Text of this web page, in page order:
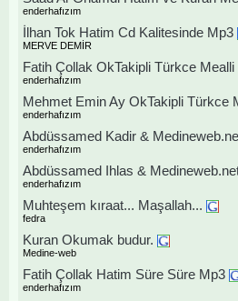
enderhafızım
İlhan Tok Hatim Cd Kalitesinde Mp3
MERVE DEMİR
Fatih Çollak OkTakipli Türkce Mealli
enderhafızım
Mehmet Emin Ay OkTakipli Türkce
enderhafızım
Abdüssamed Kadir &
enderhafızım
Abdüssamed Ihlas &
enderhafızım
Muhteşem kıraat... Maşallah...
fedra
Kuran Okumak budur.
Medine-web
Fatih Çollak Hatim Süre Süre Mp3
enderhafızım